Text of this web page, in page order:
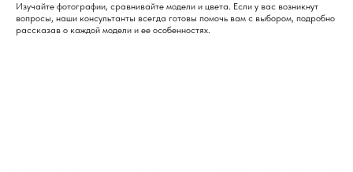
Изучайте фотографии, сравнивайте модели и цвета. Если у вас возникнут
вопросы, наши консультанты всегда готовы помочь вам с выбором, подробно
рассказав о каждой модели и ее особенностях.